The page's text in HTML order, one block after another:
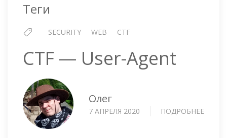
Теги
SECURITY WEB CTF
CTF — User-Agent
Олег
7 АПРЕЛЯ 2020 ПОДРОБНЕЕ